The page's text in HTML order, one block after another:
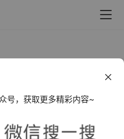
丨Microsoft Office 95-
像文件
号，获取更多精彩内容~